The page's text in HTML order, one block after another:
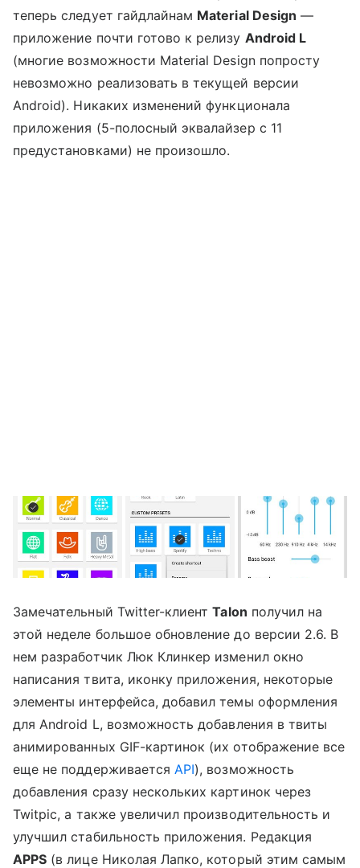
теперь следует гайдлайнам Material Design —
приложение почти готово к релизу Android L
(многие возможности Material Design попросту
невозможно реализовать в текущей версии
Android). Никаких изменений функционала
приложения (5-полосный эквалайзер с 11
предустановками) не произошло.
Замечательный Twitter-клиентTalon получил на
этой неделе большое обновление до версии 2.6. В
нем разработчик Люк Клинкер изменил окно
написания твита, иконку приложения, некоторые
элементы интерфейса, добавил темы оформления
для Android L, возможность добавления в твиты
анимированных GIF-картинок (их отображение все
еще не поддерживается API), возможность
добавления сразу нескольких картинок через
Twitpic, а также увеличил производительность и
улучшил стабильность приложения. Редакция
APPS (в лице Николая Лапко, который этим самым